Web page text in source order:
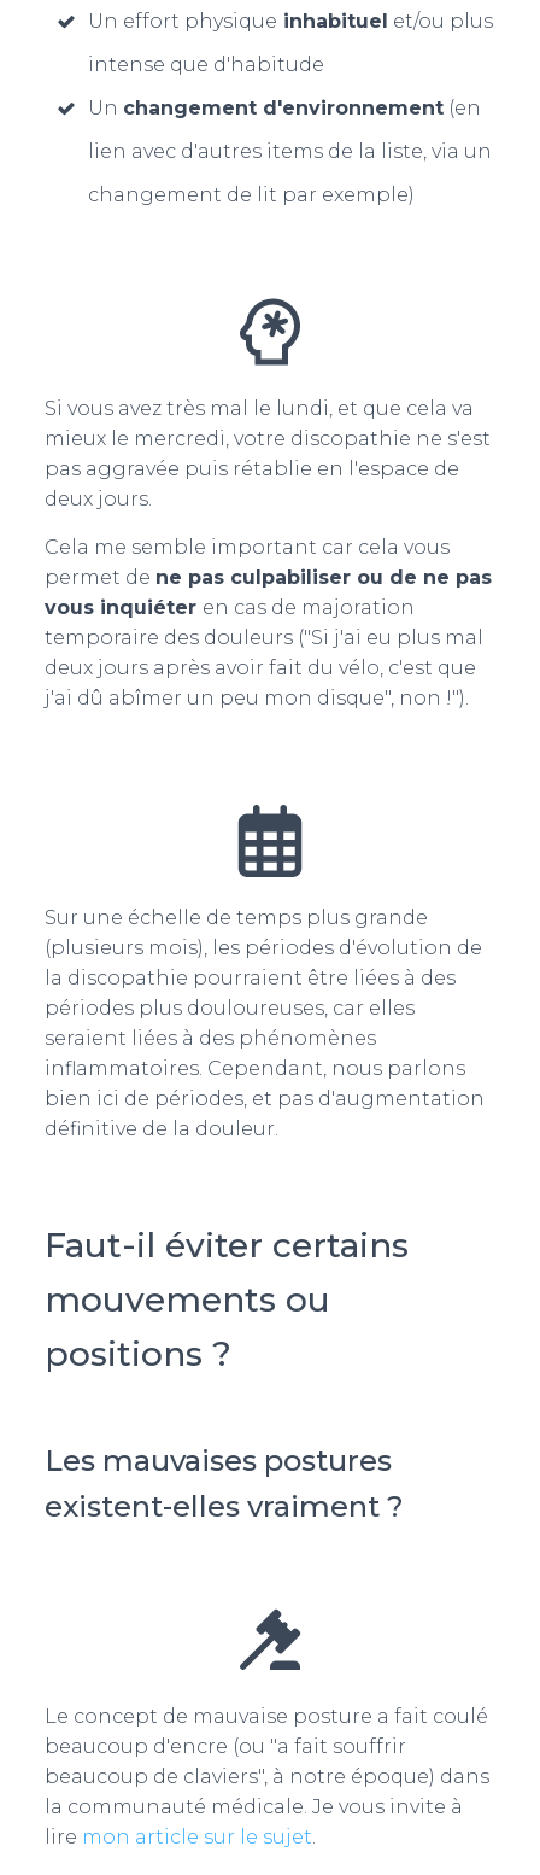
Un effort physique inhabituel et/ou plus
intense que d'habitude
Un changement d'environnement(en
lien avec d'autres items de la liste, via un
changement de lit par exemple)
Si vous avez très mal le lundi, et que cela va
mieux le mercredi, votre discopathie ne s'est
pas aggravée puis rétablie en l'espace de
deux jours.
Cela me semble important car cela vous
permet de ne pas culpabiliser ou de ne pas
vous inquiéter en cas de majoration
temporaire des douleurs ("Si j'ai eu plus mal
deux jours après avoir fait du vélo, c'est que
j'ai dû abîmer un peu mon disque", non !").
Sur une échelle de temps plus grande
(plusieurs mois), les périodes d'évolution de
la discopathie pourraient être liées à des
périodes plus douloureuses, car elles
seraient liées à des phénomènes
inflammatoires. Cependant, nous parlons
bien ici de périodes, et pas d'augmentation
définitive de la douleur.
Faut-il éviter certains
mouvements ou
positions ?
Les mauvaises postures
existent-elles vraiment ?
Le concept de mauvaise posture a fait coulé
beaucoup d'encre (ou "a fait souffrir
beaucoup de claviers", à notre époque) dans
la communauté médicale. Je vous invite à
lire mon article sur le sujet.